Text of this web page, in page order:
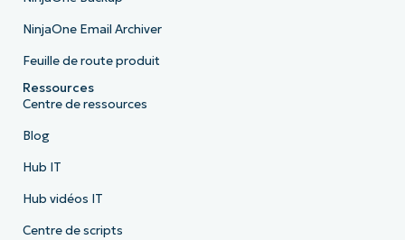
NinjaOne Email Archiver
Feuille de route produit
Ressources
Centre de ressources
Blog
Hub IT
Hub vidéos IT
Centre de scripts